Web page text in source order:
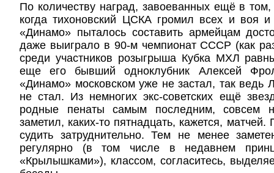
По количеству наград, завоеванных ещё в
когда тихоновский ЦСКА громил всех и воя
«Динамо» пыталось составить армейцам
даже выиграло в 90-м чемпионат СССР (как
среди участников розыгрыша Кубка МХЛ
еще его бывший одноклубник Алексей
«Динамо» московском уже не застал, так ведь
не стал. Из немногих экс-советских ещё
родные пенаты самым последним, совсем
заметил, каких-то пятнадцать, кажется,
судить затруднительно. Тем не менее
регулярно (в том числе в недавнем
«Крылышками»), классом, согласитесь,